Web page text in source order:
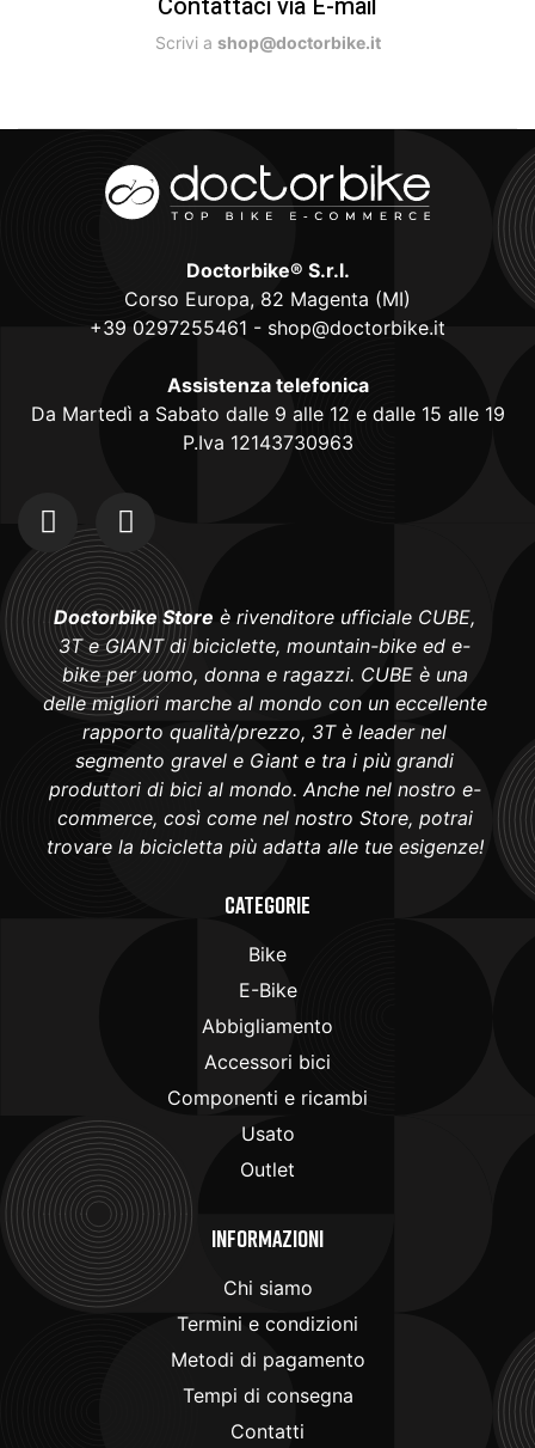
Scrivi a shop@doctorbike.it
Doctorbike® S.r.l.
Corso Europa, 82 Magenta (MI)
+39 0297255461 - shop@doctorbike.it
Assistenza telefonica
Da Martedì a Sabato dalle 9 alle 12 e dalle 15 alle 19
P.Iva 12143730963
Doctorbike Store è rivenditore ufficiale CUBE,
3T e GIANT di biciclette, mountain-bike ed e-
bike per uomo, donna e ragazzi. CUBE è una
delle migliori marche al mondo con un eccellente
rapporto qualità/prezzo, 3T è leader nel
segmento gravel e Giant e tra i più grandi
produttori di bici al mondo. Anche nel nostro e-
commerce, così come nel nostro Store, potrai
trovare la bicicletta più adatta alle tue esigenze!
Categorie
Bike
E-Bike
Abbigliamento
Accessori bici
Componenti e ricambi
Usato
Outlet
Informazioni
Chi siamo
Termini e condizioni
Metodi di pagamento
Tempi di consegna
Contatti